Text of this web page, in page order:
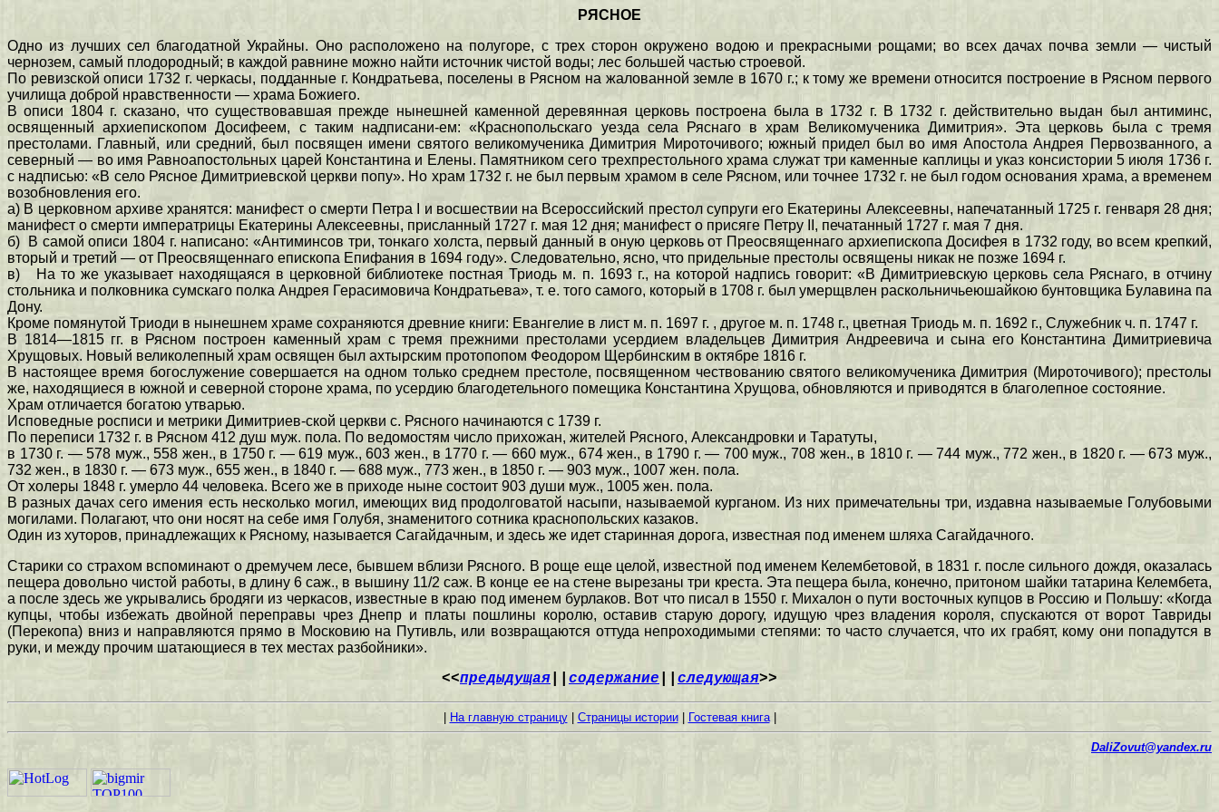
РЯСНОЕ
Одно из лучших сел благодатной Украйны. Оно расположено на полугоре, с трех сторон окружено водою и прекрасными рощами; во всех дачах почва земли — чистый
чернозем, самый плодородный; в каждой равнине можно найти источник чистой воды; лес большей частью строевой.
По ревизской описи 1732 г. черкасы, подданные г. Кондратьева, поселены в Рясном на жалованной земле в 1670 г.; к тому же времени относится построение в Рясном первого
училища доброй нравственности — храма Божиего.
В описи 1804 г. сказано, что существовавшая прежде нынешней каменной деревянная церковь построена была в 1732 г. В 1732 г. действительно выдан был антиминс,
освященный архиепископом Досифеем, с таким надписани-ем: «Краснопольскаго уезда села Ряснаго в храм Великомученика Димитрия». Эта церковь была с тремя
престолами. Главный, или средний, был посвящен имени святого великомученика Димитрия Мироточивого; южный придел был во имя Апостола Андрея Первозванного, а
северный — во имя Равноапостольных царей Константина и Елены. Памятником сего трехпрестольного храма служат три каменные каплицы и указ консистории 5 июля 1736 г.
с надписью: «В село Рясное Димитриевской церкви попу». Но храм 1732 г. не был первым храмом в селе Рясном, или точнее 1732 г. не был годом основания храма, а временем
возобновления его.
а) В церковном архиве хранятся: манифест о смерти Петра I и восшествии на Всероссийский престол супруги его Екатерины Алексеевны, напечатанный 1725 г. генваря 28 дня;
манифест о смерти императрицы Екатерины Алексеевны, присланный 1727 г. мая 12 дня; манифест о присяге Петру II, печатанный 1727 г. мая 7 дня.
б) В самой описи 1804 г. написано: «Антиминсов три, тонкаго холста, первый данный в оную церковь от Преосвященнаго архиепископа Досифея в 1732 году, во всем крепкий,
вторый и третий — от Преосвященнаго епископа Епифания в 1694 году». Следовательно, ясно, что придельные престолы освящены никак не позже 1694 г.
в) На то же указывает находящаяся в церковной библиотеке постная Триодь м. п. 1693 г., на которой надпись говорит: «В Димитриевскую церковь села Ряснаго, в отчину
стольника и полковника сумскаго полка Андрея Герасимовича Кондратьева», т. е. того самого, который в 1708 г. был умерщвлен раскольничьеюшайкою бунтовщика Булавина па
Дону.
Кроме помянутой Триоди в нынешнем храме сохраняются древние книги: Евангелие в лист м. п. 1697 г. , другое м. п. 1748 г., цветная Триодь м. п. 1692 г., Служебник ч. п. 1747 г.
В 1814—1815 гг. в Рясном построен каменный храм с тремя прежними престолами усердием владельцев Димитрия Андреевича и сына его Константина Димитриевича
Хрущовых. Новый великолепный храм освящен был ахтырским протопопом Феодором Щербинским в октябре 1816 г.
В настоящее время богослужение совершается на одном только среднем престоле, посвященном чествованию святого великомученика Димитрия (Мироточивого); престолы
же, находящиеся в южной и северной стороне храма, по усердию благодетельного помещика Константина Хрущова, обновляются и приводятся в благолепное состояние.
Храм отличается богатою утварью.
Исповедные росписи и метрики Димитриев-ской церкви с. Рясного начинаются с 1739 г.
По переписи 1732 г. в Рясном 412 душ муж. пола. По ведомостям число прихожан, жителей Рясного, Александровки и Таратуты,
в 1730 г. — 578 муж., 558 жен., в 1750 г. — 619 муж., 603 жен., в 1770 г. — 660 муж., 674 жен., в 1790 г. — 700 муж., 708 жен., в 1810 г. — 744 муж., 772 жен., в 1820 г. — 673 муж.,
732 жен., в 1830 г. — 673 муж., 655 жен., в 1840 г. — 688 муж., 773 жен., в 1850 г. — 903 муж., 1007 жен. пола.
От холеры 1848 г. умерло 44 человека. Всего же в приходе ныне состоит 903 души муж., 1005 жен. пола.
В разных дачах сего имения есть несколько могил, имеющих вид продолговатой насыпи, называемой курганом. Из них примечательны три, издавна называемые Голубовыми
могилами. Полагают, что они носят на себе имя Голубя, знаменитого сотника краснопольских казаков.
Один из хуторов, принадлежащих к Рясному, называется Сагайдачным, и здесь же идет старинная дорога, известная под именем шляха Сагайдачного.
Старики со страхом вспоминают о дремучем лесе, бывшем вблизи Рясного. В роще еще целой, известной под именем Келембетовой, в 1831 г. после сильного дождя, оказалась
пещера довольно чистой работы, в длину 6 саж., в вышину 11/2 саж. В конце ее на стене вырезаны три креста. Эта пещера была, конечно, притоном шайки татарина Келембета,
а после здесь же укрывались бродяги из черкасов, известные в краю под именем бурлаков. Вот что писал в 1550 г. Михалон о пути восточных купцов в Россию и Польшу: «Когда
купцы, чтобы избежать двойной переправы чрез Днепр и платы пошлины королю, оставив старую дорогу, идущую чрез владения короля, спускаются от ворот Тавриды
(Перекопа) вниз и направляются прямо в Московию на Путивль, или возвращаются оттуда непроходимыми степями: то часто случается, что их грабят, кому они попадутся в
руки, и между прочим шатающиеся в тех местах разбойники».
<<предыдущая содержание следующая>>
На главную страницу| Страницы истории| Гостевая книга|
DaliZovut@yandex.ru